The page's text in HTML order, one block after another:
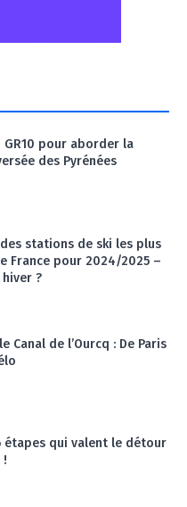
ENTRE LAC ET
LES LANDES POUR
DU VENTOUX AVEC
GR10 pour aborder la
des Pyrénées
stations de ski les plus
France pour 2024/2025 –
?
Canal de l’Ourcq : De Paris
étapes qui valent le détour
!